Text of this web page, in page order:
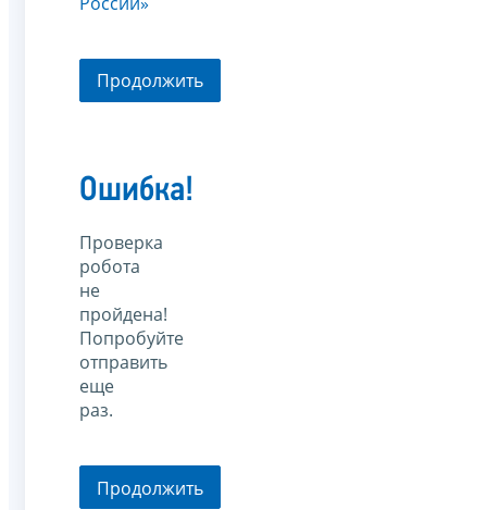
Продолжить
Ошибка!
Проверка
робота
не
пройдена!
Попробуйте
отправить
еще
раз.
Продолжить